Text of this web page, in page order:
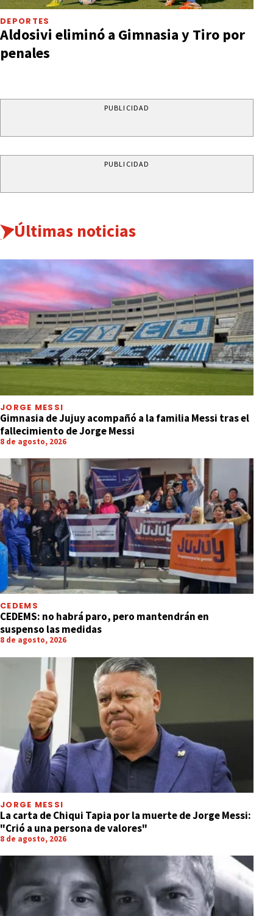
DEPORTES
Aldosivi eliminó a Gimnasia y Tiro por
penales
PUBLICIDAD
PUBLICIDAD
Últimas noticias
JORGE MESSI
Gimnasia de Jujuy acompañó a la familia Messi tras el
fallecimiento de Jorge Messi
8 de agosto, 2026
CEDEMS
CEDEMS: no habrá paro, pero mantendrán en
suspenso las medidas
8 de agosto, 2026
JORGE MESSI
La carta de Chiqui Tapia por la muerte de Jorge Messi:
"Crió a una persona de valores"
8 de agosto, 2026